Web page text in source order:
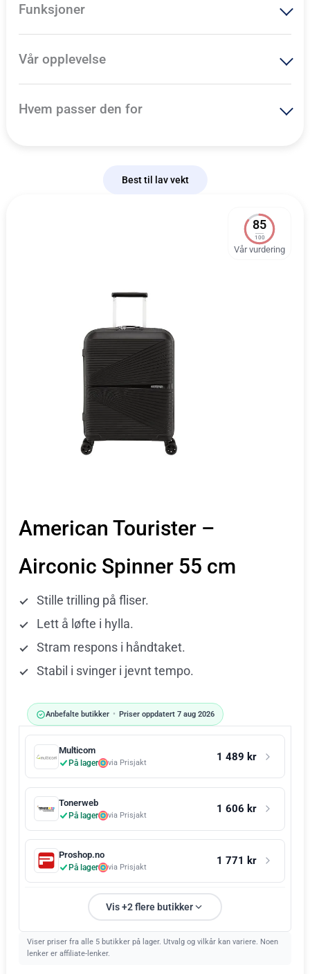
Funksjoner
Vår opplevelse
Hvem passer den for
Best til lav vekt
85
100
Vår vurdering
American Tourister –
Airconic Spinner 55 cm
Stille trilling på fliser.
Lett å løfte i hylla.
Stram respons i håndtaket.
Stabil i svinger i jevnt tempo.
Anbefalte butikker • Priser oppdatert 7 aug 2026
Multicom
På lager via Prisjakt 1 489 kr
Tonerweb
På lager via Prisjakt 1 606 kr
Proshop.no
På lager via Prisjakt 1 771 kr
Vis +2 flere butikker
Viser priser fra alle 5 butikker på lager. Utvalg og vilkår kan variere. Noen
lenker er affiliate-lenker.